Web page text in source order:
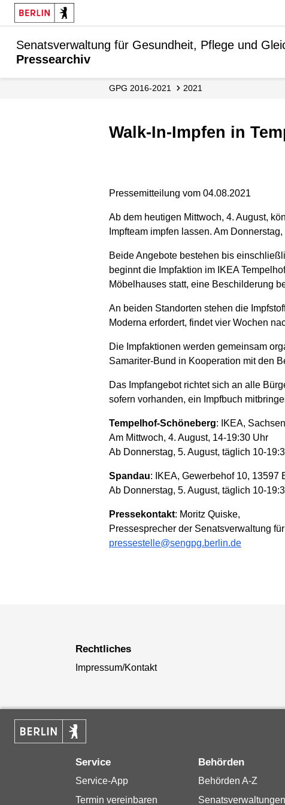
Senatsverwaltung für Gesundheit, Pflege und
Pressearchiv
GPG 2016-2021 2021
Walk-In-Impfen in
Pressemitteilung vom 04.08.2021
Ab dem heutigen Mittwoch, 4. August,
Impfteam impfen lassen. Am
Beide Angebote bestehen bis
beginnt die Impfaktion im IKEA
Möbelhauses statt, eine Beschilderung
An beiden Standorten stehen die
Moderna erfordert, findet vier Wochen
Die Impfaktionen werden gemeinsam
Samariter-Bund in Kooperation mit den
Das Impfangebot richtet sich an alle
sofern vorhanden, ein Impfbuch
Tempelhof-Schöneberg: IKEA,
Am Mittwoch, 4. August, 14-19:30 Uhr
Ab Donnerstag, 5. August, täglich 10-
Spandau: IKEA, Gewerbehof 10, 13597
Ab Donnerstag, 5. August, täglich 10-
Pressekontakt: Moritz Quiske,
Pressesprecher der Senatsverwaltung
pressestelle@sengpg.berlin.de
Rechtliches
Impressum/Kontakt
Service
Service-App
Termin vereinbaren
Behörden
Behörden A-Z
Senatsverwaltungen